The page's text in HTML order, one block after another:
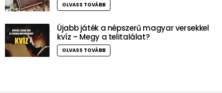
OLVASS TOVÁBB
Újabb játék a népszerű magyar versekkel
kvíz – Megy a telitalálat?
OLVASS TOVÁBB